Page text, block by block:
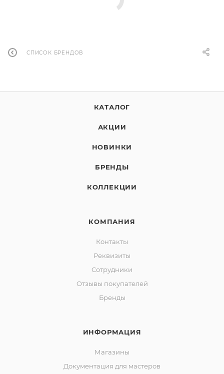
СПИСОК БРЕНДОВ
КАТАЛОГ
АКЦИИ
НОВИНКИ
БРЕНДЫ
КОЛЛЕКЦИИ
КОМПАНИЯ
Контакты
Реквизиты
Сотрудники
Отзывы покупателей
Бренды
ИНФОРМАЦИЯ
Магазины
Документация для мастеров